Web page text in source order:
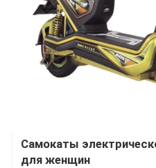
Самокаты
для женщин